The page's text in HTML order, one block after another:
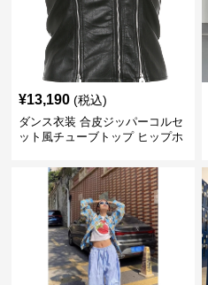
¥13,190 (税込)
ダンス衣装 合皮ジッパーコルセ
ット風チューブトップ ヒップホ